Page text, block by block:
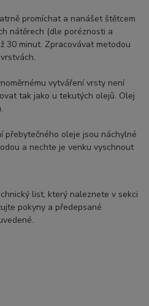
promíchat a nanášet štětcem
nátěrech (dle poréznosti a
30 minut. Zpracovávat metodou
vytváření vrsty není
tak jako u tekutých olejů. Olej
přebytečného oleje jsou náchylné
a nechte je venku vyschnout
list, který naleznete v sekci
pokyny a předepsané